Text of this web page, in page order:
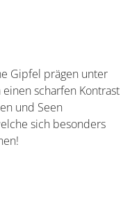
Gipfel prägen unter
scharfen Kontrast
und Seen
sich besonders